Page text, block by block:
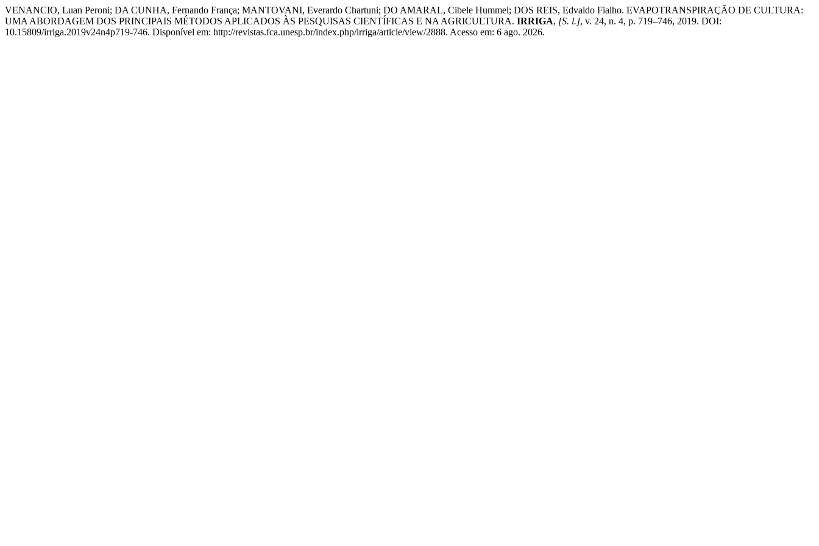
VENANCIO, Luan Peroni; DA CUNHA, Fernando França; MANTOVANI, Everardo Chartuni; DO AMARAL, Cibele Hummel; DOS REIS, Edvaldo Fialho. EVAPOTRANSPIRAÇÃO DE CULTURA:
UMA ABORDAGEM DOS PRINCIPAIS MÉTODOS APLICADOS ÀS PESQUISAS CIENTÍFICAS E NA AGRICULTURA. IRRIGA, [S. l.], v. 24, n. 4, p. 719–746, 2019. DOI:
10.15809/irriga.2019v24n4p719-746. Disponível em: http://revistas.fca.unesp.br/index.php/irriga/article/view/2888. Acesso em: 6 ago. 2026.